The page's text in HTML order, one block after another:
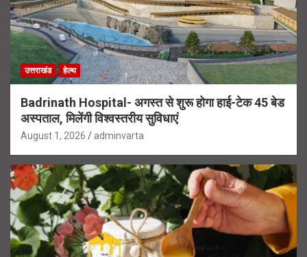
उत्तराखंड हेल्थ
Badrinath Hospital- अगस्त से शुरू होगा हाई-टेक 45 बेड
अस्पताल, मिलेंगी विश्वस्तरीय सुविधाएं
August 1, 2026 adminvarta